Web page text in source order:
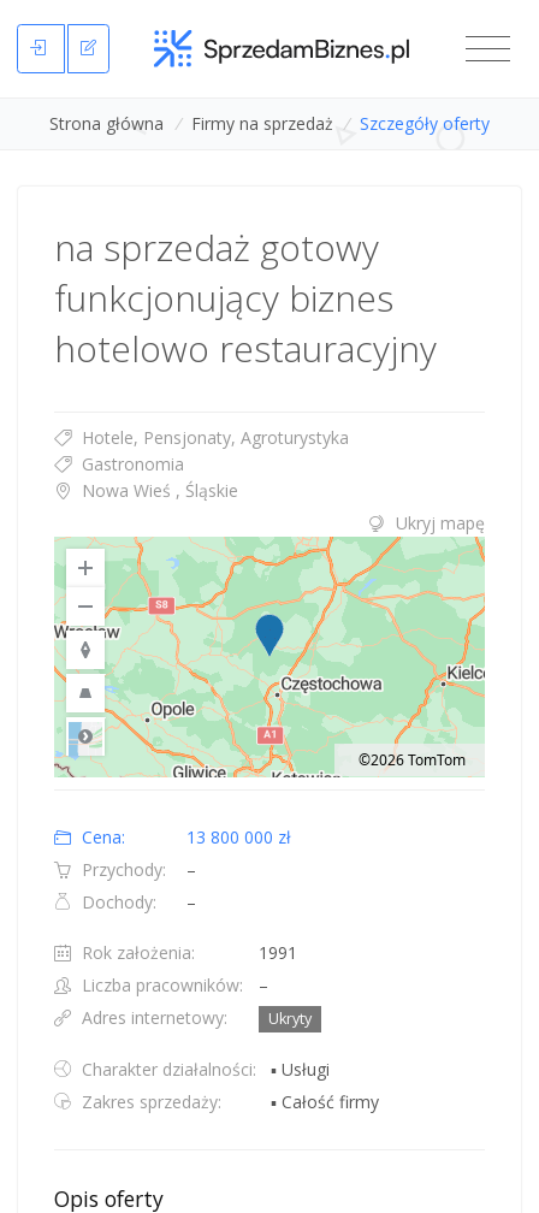
Strona główna / Firmy na sprzedaż / Szczegóły oferty
na sprzedaż gotowy
funkcjonujący biznes
hotelowo restauracyjny
Hotele, Pensjonaty, Agroturystyka
Gastronomia
Nowa Wieś , Śląskie
Ukryj mapę
Road
©2026 TomTom
Cena:
13 800 000 zł
Przychody:
–
Dochody:
–
Rok założenia:
1991
Liczba pracowników:
–
Adres internetowy:
Ukryty
Charakter działalności:
▪ Usługi
Zakres sprzedaży:
▪ Całość firmy
Opis oferty